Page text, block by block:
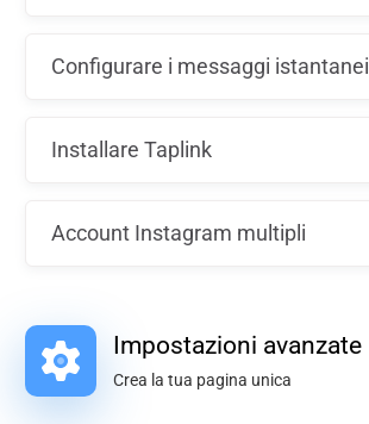
Configurare i messaggi istantanei
Installare Taplink
Account Instagram multipli
Impostazioni avanzate
Crea la tua pagina unica